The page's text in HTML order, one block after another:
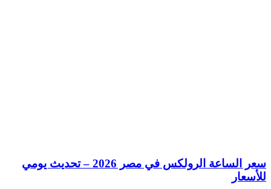
سعر الساعة الرولكس في مصر 2026 – تحديث يومي
للأسعار